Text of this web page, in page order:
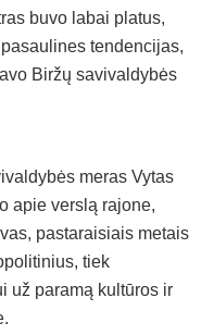
buvo labai platus,
tendencijas,
Biržų savivaldybės
meras Vytas
apie verslą rajone,
pastaraisiais metais
tiek
už paramą kultūros ir